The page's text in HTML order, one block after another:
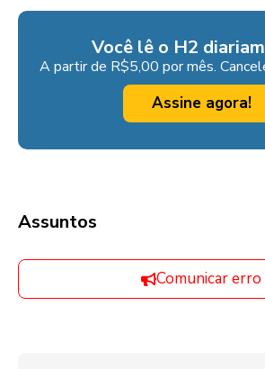
Você lê o H2
A partir de R$5,00 por mês.
Assine agora!
Assuntos
Comunicar erro